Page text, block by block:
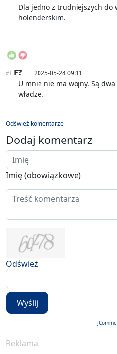
Dla jedno z trudniejszych do
holenderskim.
#1 F? 2025-05-24 09:11
U mnie nie ma wojny. Są
władze.
Odśwież komentarze
Dodaj komentarz
Imię (obowiązkowe)
Odśwież
Wyślij
Reklama